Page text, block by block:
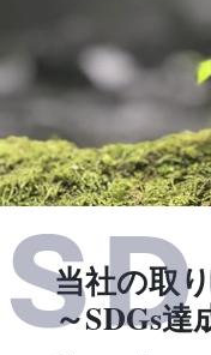
当社の取
～SDGs達